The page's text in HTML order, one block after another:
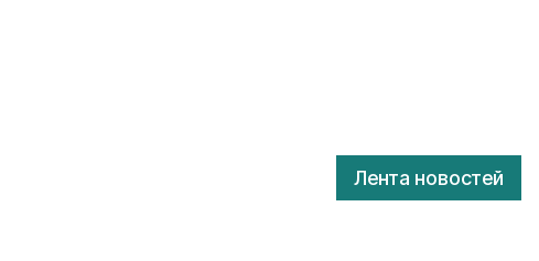
Лента новостей